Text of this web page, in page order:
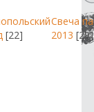
[22]
Свеча
2013 [29]